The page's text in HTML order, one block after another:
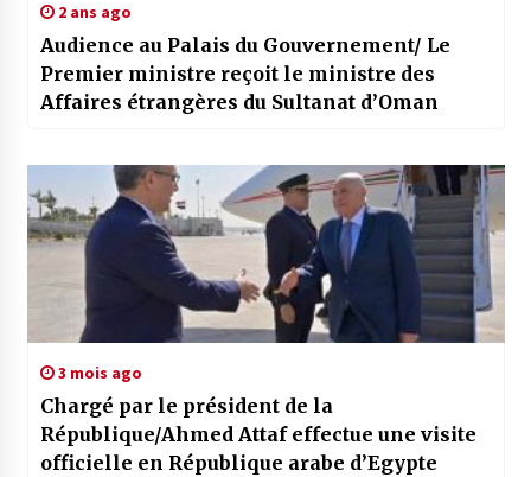
2 ans ago
Audience au Palais du Gouvernement/ Le
Premier ministre reçoit le ministre des
Affaires étrangères du Sultanat d’Oman
3 mois ago
Chargé par le président de la
République/Ahmed Attaf effectue une visite
officielle en République arabe d’Egypte